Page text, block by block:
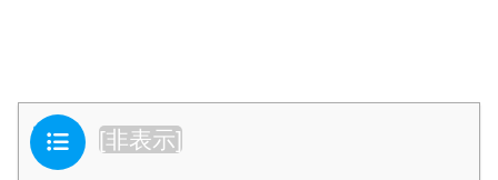
目次 [非表示]